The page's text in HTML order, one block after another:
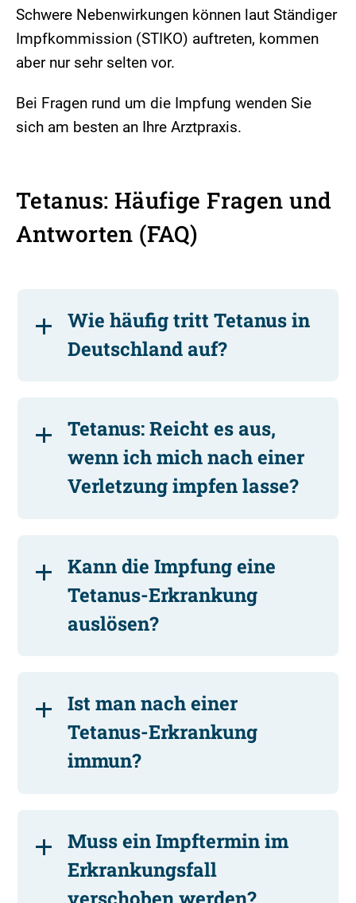
Schwere Nebenwirkungen können laut Ständiger
Impfkommission (STIKO) auftreten, kommen
aber nur sehr selten vor.
Bei Fragen rund um die Impfung wenden Sie
sich am besten an Ihre Arztpraxis.
Tetanus: Häufige Fragen und
Antworten (FAQ)
Wie häufig tritt Tetanus in
Deutschland auf?
Tetanus: Reicht es aus,
wenn ich mich nach einer
Verletzung impfen lasse?
Kann die Impfung eine
Tetanus-Erkrankung
auslösen?
Ist man nach einer
Tetanus-Erkrankung
immun?
Muss ein Impftermin im
Erkrankungsfall